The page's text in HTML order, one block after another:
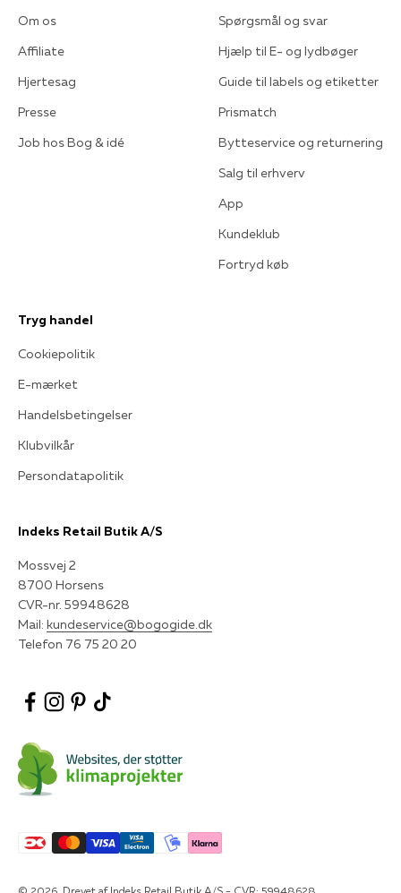
Om os
Affiliate
Hjertesag
Presse
Job hos Bog & idé
Spørgsmål og svar
Hjælp til E- og lydbøger
Guide til labels og etiketter
Prismatch
Bytteservice og returnering
Salg til erhverv
App
Kundeklub
Fortryd køb
Tryg handel
Cookiepolitik
E-mærket
Handelsbetingelser
Klubvilkår
Persondatapolitik
Indeks Retail Butik A/S
Mossvej 2
8700 Horsens
CVR-nr. 59948628
Mail: kundeservice@bogogide.dk
Telefon 76 75 20 20